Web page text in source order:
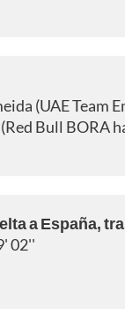
(UAE Team
Bull BORA
a España,
02''